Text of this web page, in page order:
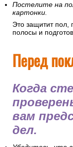
Постелите на
картонки.
Это защитит пол,
полосы и
Перед
Когда
вам
дел.